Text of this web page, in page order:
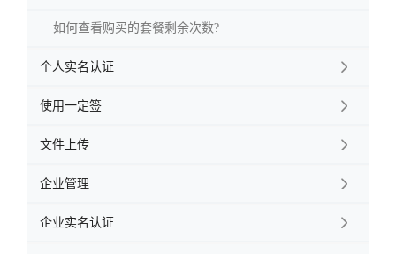
如何查看购买的套餐剩余次数?
个人实名认证 
使用一定签 
文件上传 
企业管理 
企业实名认证 